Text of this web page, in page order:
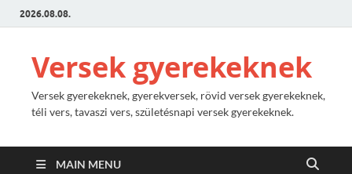
2026.08.08.
Versek gyerekeknek
Versek gyerekeknek, gyerekversek, rövid versek gyerekeknek,
téli vers, tavaszi vers, születésnapi versek gyerekeknek.
MAIN MENU